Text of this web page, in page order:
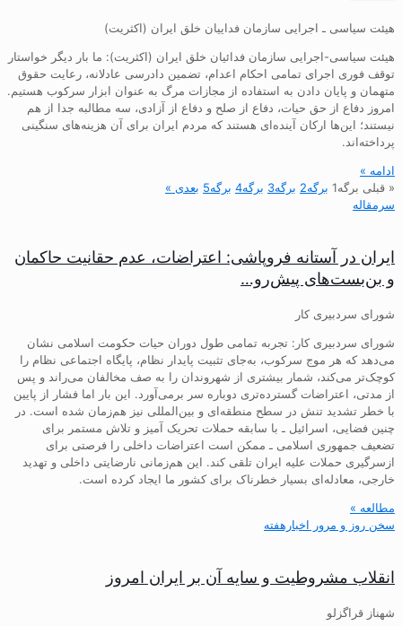
هیئت سیاسی ـ اجرایی سازمان فداییان خلق ایران (اکثریت)
هیئت سیاسی-اجرایی سازمان فدائیان خلق ایران (اکثریت): ما بار دیگر خواستار
توقف فوری اجرای تمامی احکام اعدام، تضمین دادرسی عادلانه، رعایت حقوق
متهمان و پایان دادن به استفاده از مجازات مرگ به عنوان ابزار سرکوب هستیم.
امروز دفاع از حق حیات، دفاع از صلح و دفاع از آزادی، سه مطالبه جدا از هم
نیستند؛ این‌ها ارکان آینده‌ای هستند که مردم ایران برای آن هزینه‌های سنگینی
پرداخته‌اند.
ادامه »
« قبلی برگه1 برگه2 برگه3 برگه4 برگه5 بعدی »
سرمقاله
ایران در آستانه فروپاشی: اعتراضات، عدم حقانیت حاکمان
و بن‌بست‌های پیش‌رو…
شورای سردبیری کار
شورای سردبیری کار: تجربه تمامی طول دوران حیات حکومت اسلامی نشان
می‌دهد که هر موج سرکوب، به‌جای تثبیت پایدار نظام، پایگاه اجتماعی نظام را
کوچک‌تر می‌کند، شمار بیشتری از شهروندان را به صف مخالفان می‌راند و پس
از مدتی، اعتراضات گسترده‌تری دوباره سر برمی‌آورد. این بار اما فشار از پایین
با خطر تشدید تنش در سطح منطقه‌ای و بین‌المللی نیز هم‌زمان شده است. در
چنین فضایی، اسرائیل ـ با سابقه حملات تحریک آمیز و تلاش مستمر برای
تضعیف جمهوری اسلامی ـ ممکن است اعتراضات داخلی را فرصتی برای
ازسرگیری حملات علیه ایران تلقی کند. این هم‌زمانی نارضایتی داخلی و تهدید
خارجی، معادله‌ای بسیار خطرناک برای کشور ما ایجاد کرده است.
مطالعه »
سخن روز و مرور اخبارهفته
انقلاب مشروطیت و سایه آن بر ایران امروز
شهناز قراگزلو